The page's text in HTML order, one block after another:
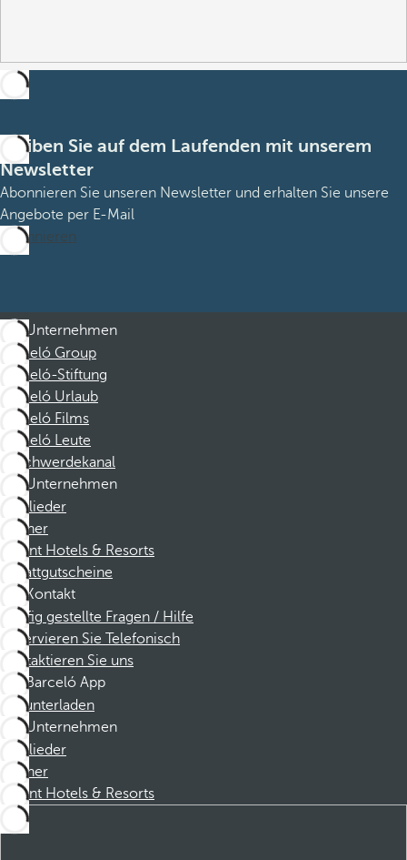
Bleiben Sie auf dem Laufenden mit unserem
Newsletter
Abonnieren Sie unseren Newsletter und erhalten Sie unsere
Angebote per E-Mail
Abonnieren
Unternehmen
Barceló Group
Barceló-Stiftung
Barceló Urlaub
Barceló Films
Barceló Leute
Beschwerdekanal
Unternehmen
Mitglieder
Partner
Dorint Hotels & Resorts
Rabattgutscheine
Kontakt
Häufig gestellte Fragen / Hilfe
Reservieren Sie Telefonisch
Kontaktieren Sie uns
Barceló App
Herunterladen
Unternehmen
Mitglieder
Partner
Dorint Hotels & Resorts